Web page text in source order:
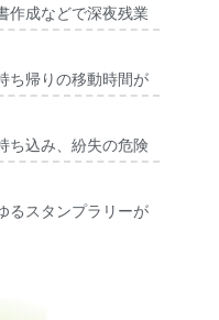
作成などで深夜残業
ち帰りの移動時間が
ち込み、紛失の危険
るスタンプラリーが